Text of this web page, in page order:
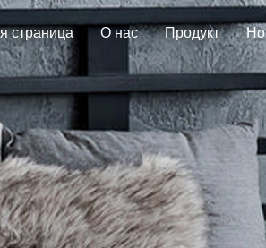
страница О нас Продукт